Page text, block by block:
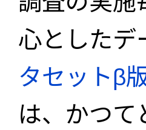
心としたデ
タセットβ
は、かつ